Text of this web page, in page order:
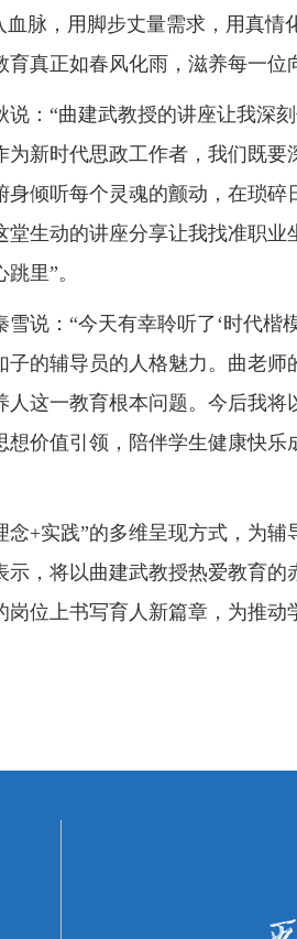
血脉，用脚步丈量需求，用真情
真正如春风化雨，滋养每一位
说：“曲建武教授的讲座让我深
新时代思政工作者，我们既要
身倾听每个灵魂的颤动，在琐碎
生动的讲座分享让我找准职业
里”。
说：“今天有幸聆听了‘时代楷
子的辅导员的人格魅力。曲老师
人这一教育根本问题。今后我将
想价值引领，陪伴学生健康快乐
念+实践”的多维呈现方式，为辅
示，将以曲建武教授热爱教育的
岗位上书写育人新篇章，为推动